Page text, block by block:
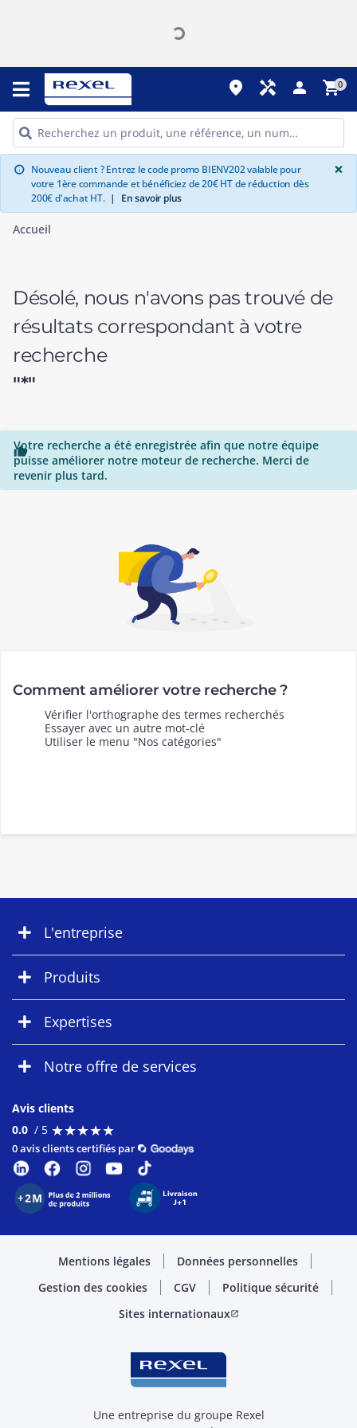
place handyman person shopping_cart0
info Nouveau client ? Entrez le code promo BIENV202 valable pour
votre 1ère commande et bénéficiez de 20€ HT de réduction dès
200€ d'achat HT. | En savoir plus
×
Accueil
Désolé, nous n'avons pas trouvé de
résultats correspondant à votre
recherche
"*"

Votre recherche a été enregistrée afin que notre équipe
puisse améliorer notre moteur de recherche. Merci de
revenir plus tard.
Comment améliorer votre recherche ?
Vérifier l'orthographe des termes recherchés
Essayer avec un autre mot-clé
Utiliser le menu "Nos catégories"
L'entreprise
Produits
Expertises
Notre offre de services
Avis clients
0.0 / 5 ★★★★★
★★★★★
0 avis clients certifiés par
Mentions légales
Données personnelles
Gestion des cookies
CGV
Politique sécurité
Sites internationauxopen_in_new
Une entreprise du groupe Rexel